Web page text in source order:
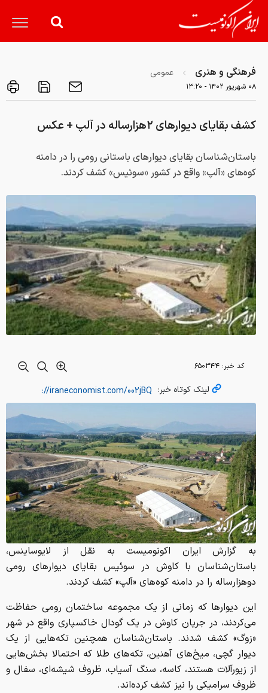
فرهنگی و هنری عمومی
۰۸ شهريور ۱۴۰۲ - ۱۳:۲۰
کشف بقایای دیوارهای ۲هزارساله در آلپ + عکس
باستان‌شناسان بقایای دیوارهای باستانی رومی را در دامنه
کوه‌های «آلپ» واقع در کشور «سوئیس»‌ کشف کردند.
کد خبر: ۶۵۰۳۴۴
لینک کوتاه خبر:
به گزارش ایران اکونومیست به نقل از لایوساینس،
باستان‌شناسان با کاوش در سوئیس بقایای دیوارهای رومی
دوهزارساله را در دامنه کوه‌های «آلپ» کشف کردند.
این دیوارها که زمانی از یک مجموعه ساختمان‌ رومی حفاظت
می‌کردند، در جریان کاوش در یک گودال خاکسپاری واقع در شهر
«زوگ» کشف شدند. باستان‌شناسان همچنین تکه‌هایی از یک
دیوار گچی، میخ‌های آهنین،‌ تکه‌های طلا که احتمالا بخش‌هایی
از زیورآلات هستند، کاسه،‌ سنگ آسیاب،‌ ظروف شیشه‌ای،‌ سفال و
ظروف سرامیکی را نیز کشف کرده‌اند.